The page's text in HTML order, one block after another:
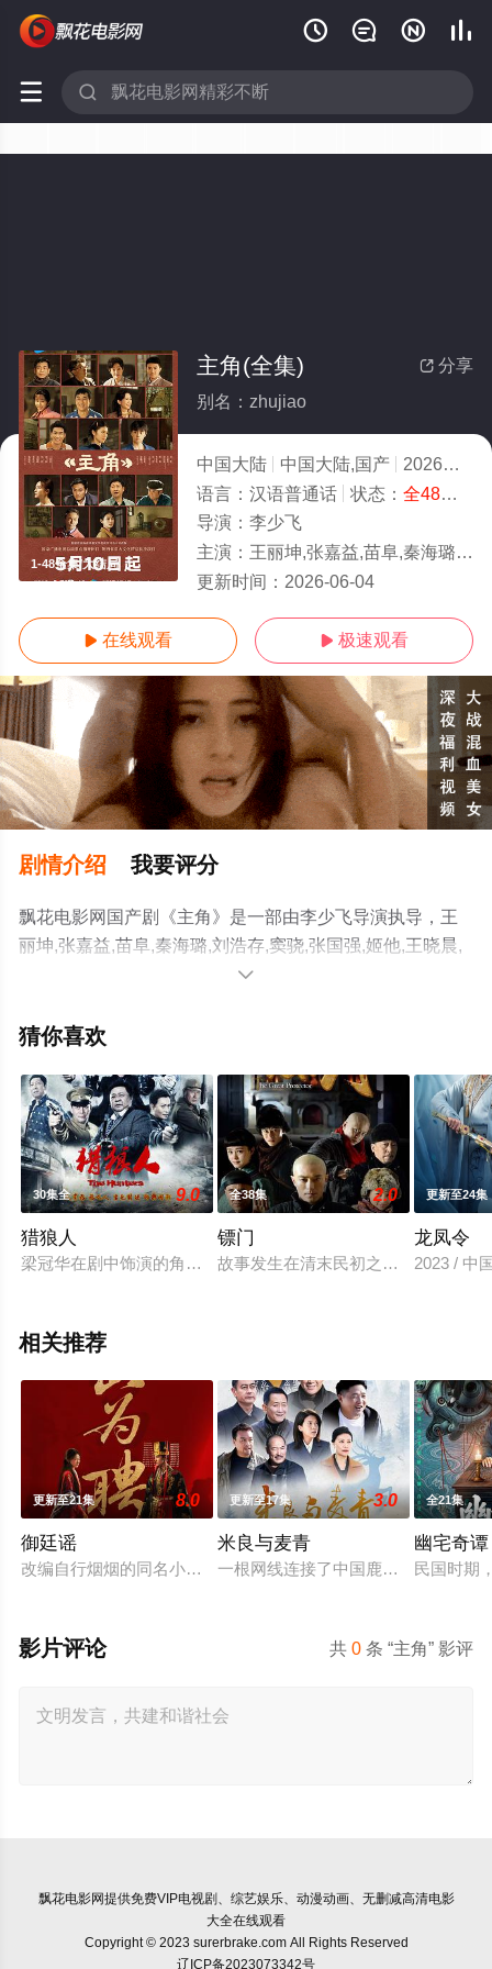
   
 
1-48全集/大结局
 分享
主角(全集)
别名：zhujiao
中国大陆 中国大陆,国产 2026
1.0
语言： 汉语普通话 状态： 全48集
导演： 李少飞
主演： 王丽坤,张嘉益,苗阜,秦海璐,刘浩存,窦骁,张国强,姬他,王晓晨,孙浩,李泽锋,扈耀之,王海燕,石文中,翟子路,韩沛颖
更新时间： 2026-06-04
 在线观看  极速观看
剧情介绍 我要评分
飘花电影网国产剧《主角》是一部由李少飞导演执导，王
丽坤,张嘉益,苗阜,秦海璐,刘浩存,窦骁,张国强,姬他,王晓晨,
孙浩,李泽锋,扈耀之,王海燕,石文中,翟子路,韩沛颖等演员精
集），手机免费观看高清未删减完整版电视剧全集就上飘
情网等平台了解。

猜你喜欢
30集全 9.0
猎狼人
梁冠华在剧中饰演的角色是抗战时期新四军武工队最英勇善战的
全38集 2.0
镖门
故事发生在清末民初之际，世道混乱
更新至24集
龙凤令
2023 / 中
相关推荐
更新至21集 8.0
御廷谣
改编自行烟烟的同名小说。孟廷辉，大平王朝有史以来个以女
更新至17集 3.0
米良与麦青
一根网线连接了中国鹿鸣村和英国牛
全21集
幽宅奇谭
民国时期
共0 条 “主角” 影评
影片评论
飘花电影网提供免费VIP电视剧、综艺娱乐、动漫动画、无删减高清电影
大全在线观看
Copyright © 2023 surerbrake.com All Rights Reserved
辽ICP备2023073342号